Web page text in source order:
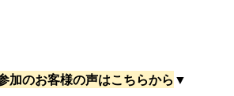
加のお客様の声はこちらから ▼